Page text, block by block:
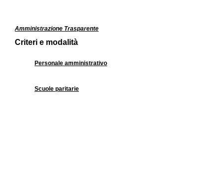
Amministrazione Trasparente
Criteri e modalità
Personale amministrativo
Scuole paritarie